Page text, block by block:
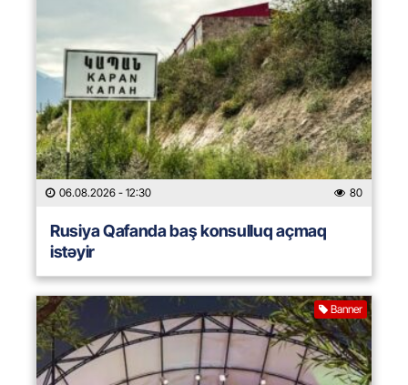
06.08.2026 - 12:30 80
Rusiya Qafanda baş konsulluq açmaq
istəyir
Banner